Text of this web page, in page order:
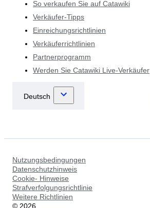
So verkaufen Sie auf Catawiki
Verkäufer-Tipps
Einreichungsrichtlinien
Verkäuferrichtlinien
Partnerprogramm
Werden Sie Catawiki Live-Verkäufer
Nutzungsbedingungen
Datenschutzhinweis
Cookie- Hinweise
Strafverfolgungsrichtlinie
Weitere Richtlinien
© 2026